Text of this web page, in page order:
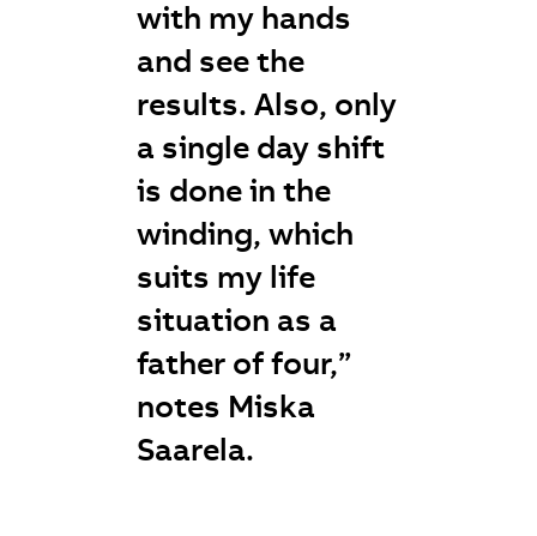
with my hands
and see the
results. Also, only
a single day shift
is done in the
winding, which
suits my life
situation as a
father of four,”
notes Miska
Saarela.